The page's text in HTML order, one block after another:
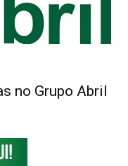
no Grupo Abril